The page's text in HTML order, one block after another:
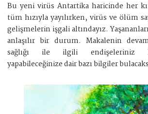
Bu yeni virüs Antartika haricinde her
tüm hızıyla yayılırken, virüs ve ölüm
gelişmelerin işgali altındayız.
anlaşılır bir durum. Makalenin
sağlığı ile ilgili endişeleriniz
yapabileceğinize dair bazı bilgiler